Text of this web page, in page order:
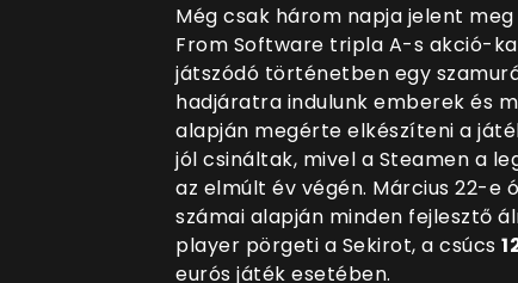
Még csak három napja jelent
From Software tripla A-s akció-
játszódó történetben egy
hadjáratra indulunk emberek és
alapján megérte elkészíteni a
jól csináltak, mivel a Steamen a
az elmúlt év végén. Március 22-
számai alapján minden fejlesztő
player pörgeti a Sekirot, a csúcs
eurós játék esetében.